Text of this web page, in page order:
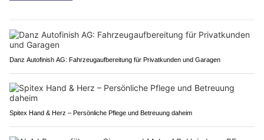
Danz Autofinish AG: Fahrzeugaufbereitung für Privatkunden und Garagen
Spitex Hand & Herz – Persönliche Pflege und Betreuung daheim